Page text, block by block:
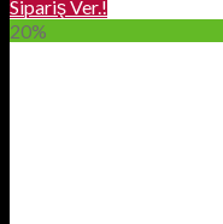
Sipariş Ver.!
20%